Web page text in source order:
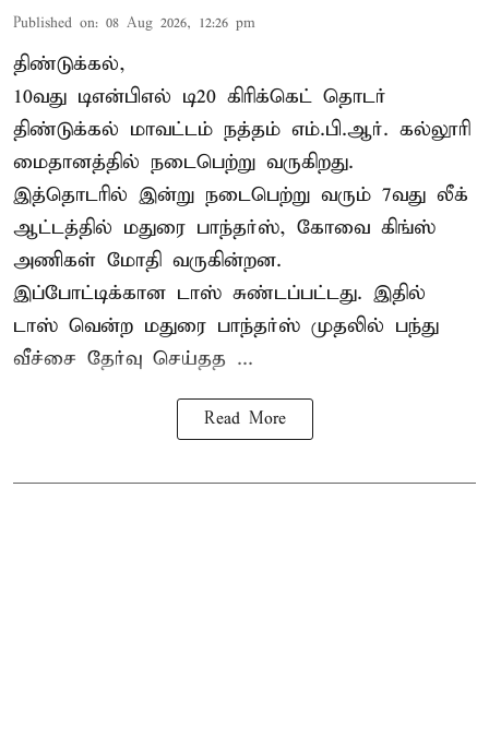
Published on: 08 Aug 2026, 12:26 pm
திண்டுக்கல்,
10வது டிஎன்பிஎல் டி20 கிரிக்கெட் தொடர்
திண்டுக்கல் மாவட்டம் நத்தம் எம்.பி.ஆர். கல்லூரி
மைதானத்தில் நடைபெற்று வருகிறது.
இத்தொடரில் இன்று நடைபெற்று வரும் 7வது லீக்
ஆட்டத்தில் மதுரை பாந்தர்ஸ், கோவை கிங்ஸ்
அணிகள் மோதி வருகின்றன.
இப்போட்டிக்கான டாஸ் சுண்டப்பட்டது. இதில்
டாஸ் வென்ற மதுரை பாந்தர்ஸ் முதலில் பந்து
வீச்சை தேர்வு செய்தத ...
Read More